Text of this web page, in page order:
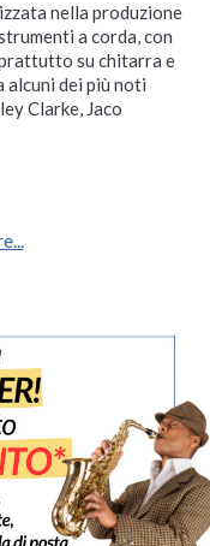
nella produzione
a corda, con
su chitarra e
alcuni dei più noti
Clarke, Jaco